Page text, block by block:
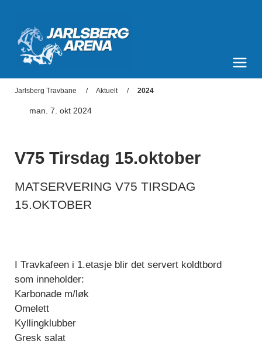
Jarlsberg Travbane Aktuelt 2024
man. 7. okt 2024
V75 Tirsdag 15.oktober
MATSERVERING V75 TIRSDAG
15.OKTOBER
I Travkafeen i 1.etasje blir det servert koldtbord
som inneholder:
Karbonade m/løk
Omelett
Kyllingklubber
Gresk salat